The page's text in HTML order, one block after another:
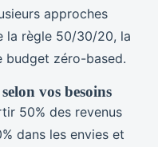
approches
la règle 50/30/20, la
budget zéro-based.
vos besoins
50% des revenus
dans les envies et